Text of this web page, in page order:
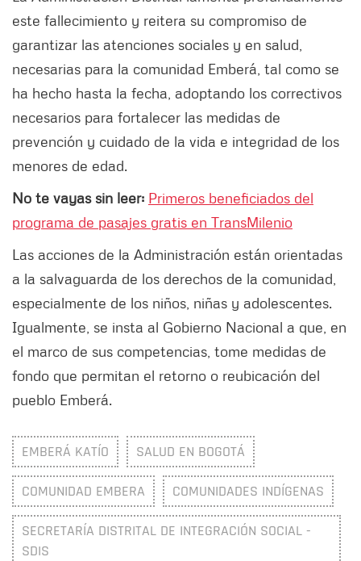
este fallecimiento y reitera su compromiso de
garantizar las atenciones sociales y en salud,
necesarias para la comunidad Emberá, tal como se
ha hecho hasta la fecha, adoptando los correctivos
necesarios para fortalecer las medidas de
prevención y cuidado de la vida e integridad de los
menores de edad.
No te vayas sin leer: Primeros beneficiados del
programa de pasajes gratis en TransMilenio
Las acciones de la Administración están orientadas
a la salvaguarda de los derechos de la comunidad,
especialmente de los niños, niñas y adolescentes.
Igualmente, se insta al Gobierno Nacional a que, en
el marco de sus competencias, tome medidas de
fondo que permitan el retorno o reubicación del
pueblo Emberá.
EMBERÁ KATÍO SALUD EN BOGOTÁ
COMUNIDAD EMBERA COMUNIDADES INDÍGENAS
SECRETARÍA DISTRITAL DE INTEGRACIÓN SOCIAL -
SDIS